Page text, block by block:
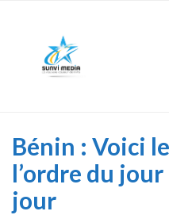
Bénin : Voici
l’ordre du
jour